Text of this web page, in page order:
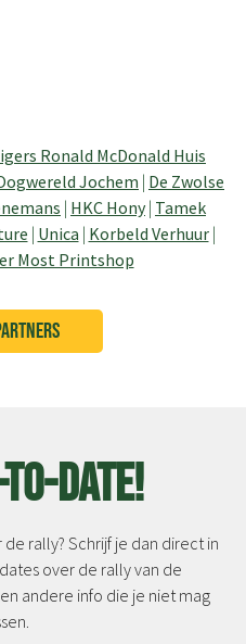
Ronald McDonald Huis
Jochem | De Zwolse
| HKC Hony| Tamek
| Unica | Korbeld Verhuur|
Most Printshop
date!
rally? Schrijf je dan direct in
over de rally van de
andere info die je niet mag